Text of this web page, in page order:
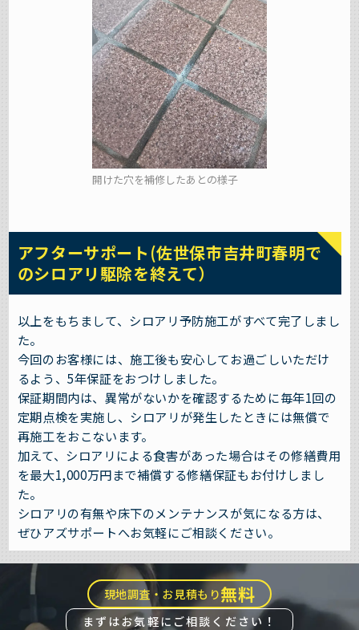
開けた穴を補修したあとの様子
アフターサポート(佐世保市吉井町春明で
のシロアリ駆除を終えて）
以上をもちまして、シロアリ予防施工がすべて完了しまし
た。
今回のお客様には、施工後も安心してお過ごしいただけ
るよう、5年保証をおつけしました。
保証期間内は、異常がないかを確認するために毎年1回の
定期点検を実施し、シロアリが発生したときには無償で
再施工をおこないます。
加えて、シロアリによる食害があった場合はその修繕費用
を最大1,000万円まで補償する修繕保証もお付けしまし
た。
シロアリの有無や床下のメンテナンスが気になる方は、
ぜひアズサポートへお気軽にご相談ください。
現地調査・お見積もり無料
まずはお気軽にご相談ください！